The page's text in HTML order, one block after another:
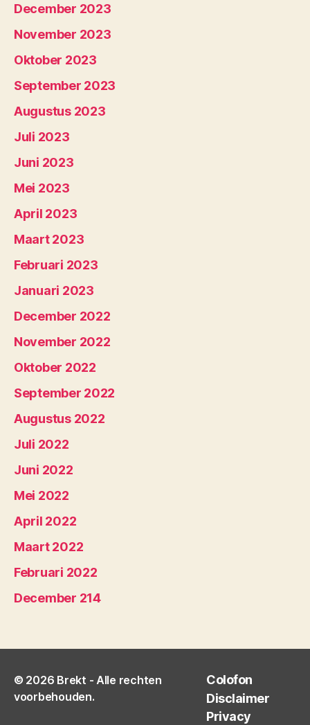
December 2023
November 2023
Oktober 2023
September 2023
Augustus 2023
Juli 2023
Juni 2023
Mei 2023
April 2023
Maart 2023
Februari 2023
Januari 2023
December 2022
November 2022
Oktober 2022
September 2022
Augustus 2022
Juli 2022
Juni 2022
Mei 2022
April 2022
Maart 2022
Februari 2022
December 214
© 2026 Brekt - Alle rechten
voorbehouden.
Colofon
Disclaimer
Privacy